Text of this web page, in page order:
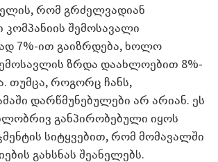
რომ გრძელვადიან
კომპანიის შემოსავალი
7%-ით გაიზრდება, ხოლო
ზრდა დაახლოებით 8%-
თუმცა, როგორც ჩანს,
დარწმუნებულები არ არიან. ეს
განპირობებული იყოს
სიტყვებით, რომ მომავალში
გახსნას შეანელებს.